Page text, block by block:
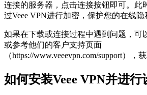
连接的服务器，点击连接按钮即可。此
过Veee VPN进行加密，保护您的在线隐
如果在下载或连接过程中遇到问题，可
或参考他们的客户支持页面
（https://www.veeevpn.com/support），
如何安装Veee VPN并进行